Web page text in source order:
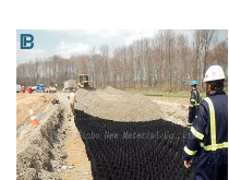
nước nhựa trong nuôi
trồng thủy sản và bãi chôn
lấp